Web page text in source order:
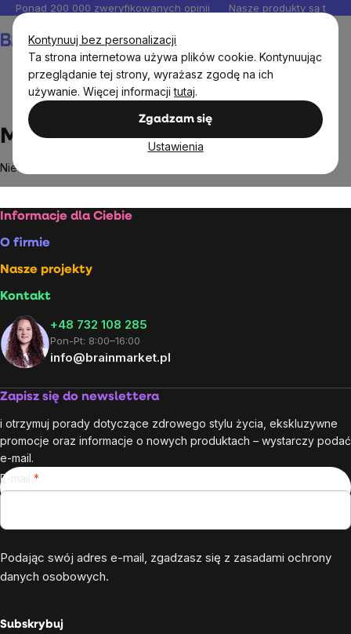
Kontynuuj bez personalizacji
Ta strona internetowa używa plików cookie. Kontynuując
przeglądanie tej strony, wyrażasz zgodę na ich
używanie. Więcej informacjitutaj.
Zgadzam się
Ustawienia
Przejść
do
treści
Ponad 200 000 zweryfikowanych opinii Nasze produkty są
Möller’s
Möller’s
Nie znaleziono towarów marki
Stopka
Informacje dla Ciebie
O firmie
Nasze projekty
Kontakt
+48 732 108 285
Pon-Pt: 8:00–16:00
info@brainmarket.pl
Zapisz się do newslettera
i otrzymuj porady dotyczące zdrowego stylu życia, ekskluzywne
promocje oraz informacje o nowych produktach – wystarczy podać
e-mail.
E-mail
Podając swój adres e-mail, zgadzasz się z zasadami ochrony
danych osobowych.
Subskrybuj